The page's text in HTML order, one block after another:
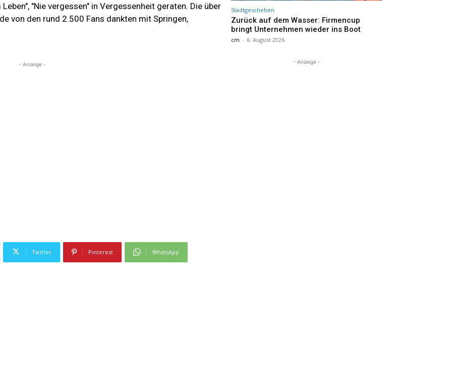
"Nie vergessen" in Vergessenheit geraten. Die über
von den rund 2.500 Fans dankten mit Springen,
- Anzeige -
Twitter Pinterest WhatsApp
Stadtgeschehen
Zurück auf dem Wasser: Firmencup
bringt Unternehmen wieder ins Boot
cm - 6. August 2026
- Anzeige -